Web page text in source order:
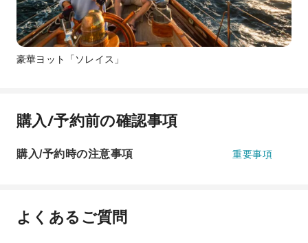
豪華ヨット「ソレイス」
購入/予約前の確認事項
購入/予約時の注意事項 重要事項
よくあるご質問